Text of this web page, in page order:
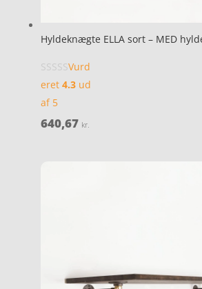
Hyldeknægte ELLA sort – MED
Vurd
eret 4.3ud
af 5
640,67 kr.